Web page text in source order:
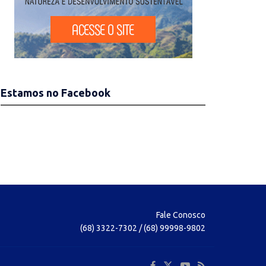
Estamos no Facebook
Fale Conosco
(68) 3322-7302 / (68) 99998-9802